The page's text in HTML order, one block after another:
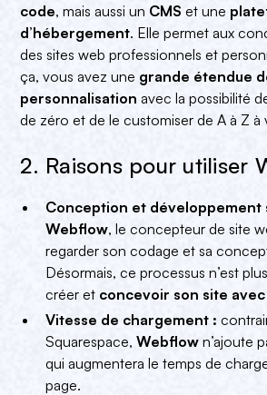
code, mais aussi un CMS et une
d’hébergement. Elle permet aux
des sites web professionnels et
ça, vous avez une grande étendue
personnalisation avec la possibilité
de zéro et de le customiser de A à Z à
2. Raisons pour utiliser
Conception et développement
Webflow, le concepteur de site
regarder son codage et sa
Désormais, ce processus n’est
créer et concevoir son site
Vitesse de chargement :
Squarespace,Webflow n’ajoute
qui augmentera le temps de
page.